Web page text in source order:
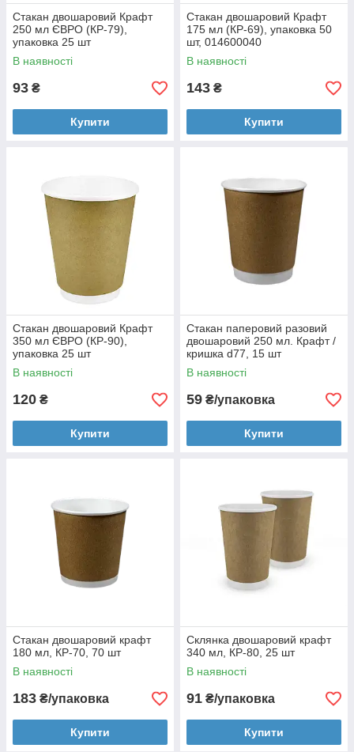
Стакан двошаровий Крафт
250 мл ЄВРО (КР-79),
упаковка 25 шт
В наявності
93 ₴
Купити
Стакан двошаровий Крафт
175 мл (КР-69), упаковка 50
шт, 014600040
В наявності
143 ₴
Купити
Стакан двошаровий Крафт
350 мл ЄВРО (КР-90),
упаковка 25 шт
В наявності
120 ₴
Купити
Стакан паперовий разовий
двошаровий 250 мл. Крафт /
кришка d77, 15 шт
В наявності
59 ₴/упаковка
Купити
Стакан двошаровий крафт
180 мл, КР-70, 70 шт
В наявності
183 ₴/упаковка
Купити
Склянка двошаровий крафт
340 мл, КР-80, 25 шт
В наявності
91 ₴/упаковка
Купити